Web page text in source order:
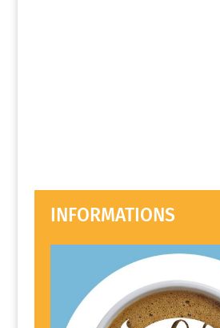
INFORMATIONS